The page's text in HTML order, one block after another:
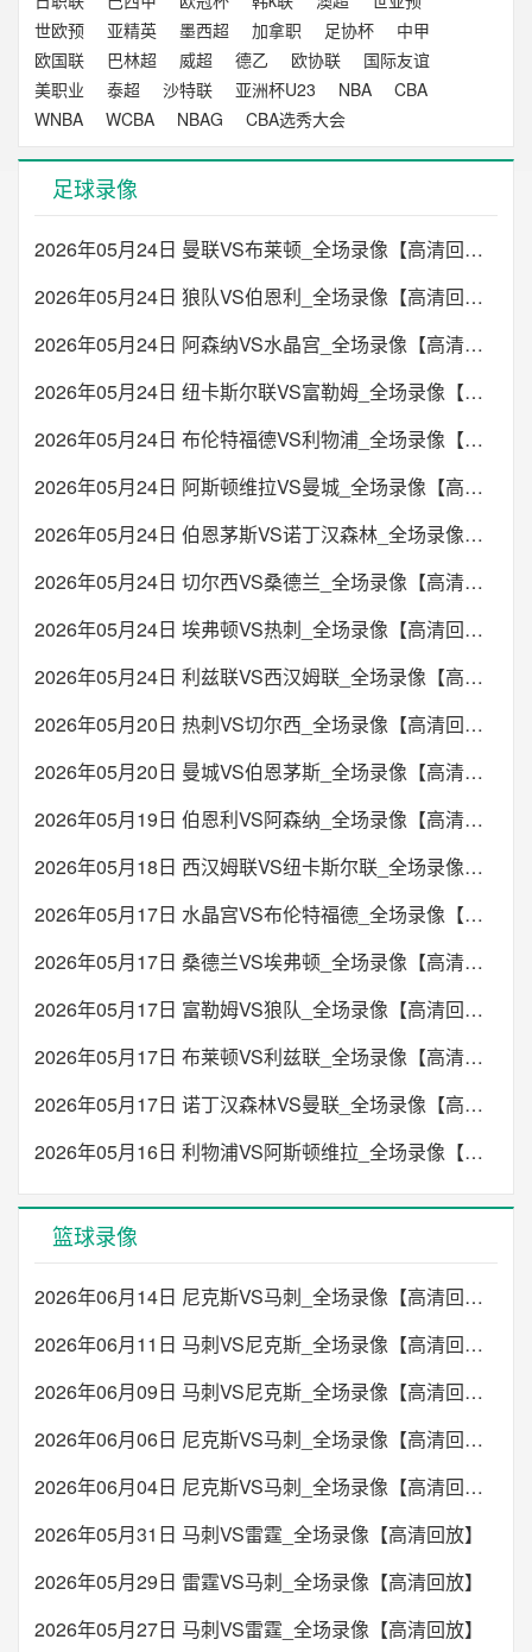
世欧预
亚精英 墨西超 加拿职 足协杯
中甲
欧国联
巴林超 威超 德乙 欧协联
国际友谊
美职业
泰超 沙特联 亚洲杯U23 NBA
CBA
WNBA
WCBA NBAG CBA选秀大会
足球录像
2026年05月24日 曼联VS布莱顿_全场录像【高清回放】
2026年05月24日 狼队VS伯恩利_全场录像【高清回放】
2026年05月24日 阿森纳VS水晶宫_全场录像【高清回放】
2026年05月24日 纽卡斯尔联VS富勒姆_全场录像【高清回放】
2026年05月24日 布伦特福德VS利物浦_全场录像【高清回放】
2026年05月24日 阿斯顿维拉VS曼城_全场录像【高清回放】
2026年05月24日 伯恩茅斯VS诺丁汉森林_全场录像【高清回放】
2026年05月24日 切尔西VS桑德兰_全场录像【高清回放】
2026年05月24日 埃弗顿VS热刺_全场录像【高清回放】
2026年05月24日 利兹联VS西汉姆联_全场录像【高清回放】
2026年05月20日 热刺VS切尔西_全场录像【高清回放】
2026年05月20日 曼城VS伯恩茅斯_全场录像【高清回放】
2026年05月19日 伯恩利VS阿森纳_全场录像【高清回放】
2026年05月18日 西汉姆联VS纽卡斯尔联_全场录像【高清回放】
2026年05月17日 水晶宫VS布伦特福德_全场录像【高清回放】
2026年05月17日 桑德兰VS埃弗顿_全场录像【高清回放】
2026年05月17日 富勒姆VS狼队_全场录像【高清回放】
2026年05月17日 布莱顿VS利兹联_全场录像【高清回放】
2026年05月17日 诺丁汉森林VS曼联_全场录像【高清回放】
2026年05月16日 利物浦VS阿斯顿维拉_全场录像【高清回放】
篮球录像
2026年06月14日 尼克斯VS马刺_全场录像【高清回放】
2026年06月11日 马刺VS尼克斯_全场录像【高清回放】
2026年06月09日 马刺VS尼克斯_全场录像【高清回放】
2026年06月06日 尼克斯VS马刺_全场录像【高清回放】
2026年06月04日 尼克斯VS马刺_全场录像【高清回放】
2026年05月31日 马刺VS雷霆_全场录像【高清回放】
2026年05月29日 雷霆VS马刺_全场录像【高清回放】
2026年05月27日 马刺VS雷霆_全场录像【高清回放】